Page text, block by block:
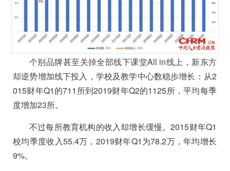
个别品牌甚至关掉全部线下课堂All in线上，新东方
却逆势增加线下投入，学校及教学中心数稳步增长：从2
015财年Q1的711所到2019财年Q2的1125所，平均每季
度增加23所。
不过每所教育机构的收入却增长缓慢。2015财年Q1
校均季度收入55.4万，2019财年Q1为78.2万，年均增长
9%。